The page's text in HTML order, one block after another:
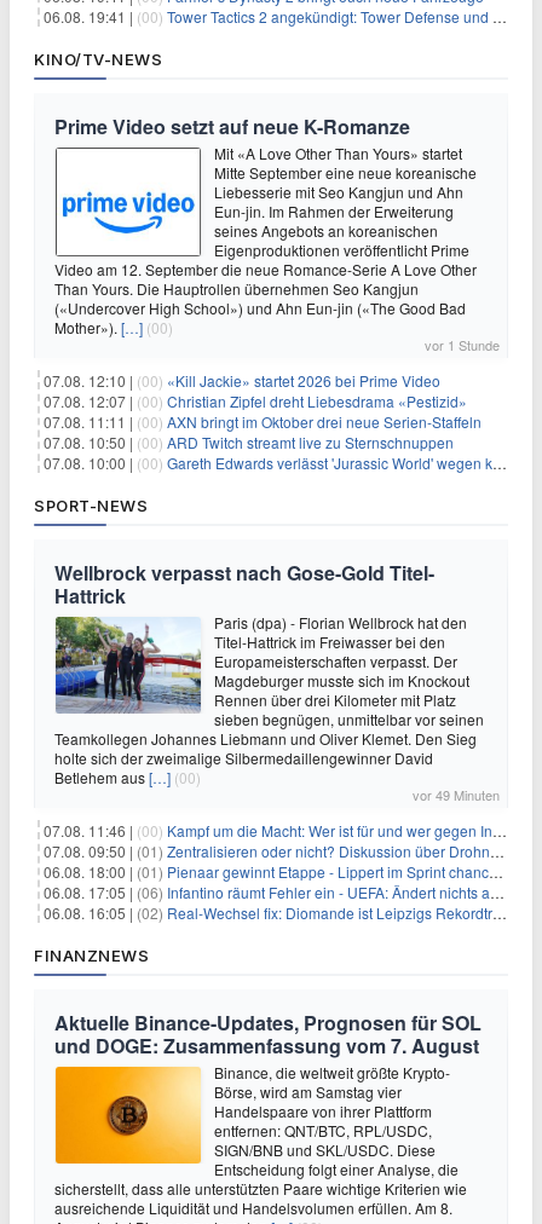
06.08. 19:41 | (00) Tower Tactics 2 angekündigt: Tower Defense und Deckbuilding Kombo kehrt zurück
KINO/TV-NEWS
Prime Video setzt auf neue K-Romanze
Mit «A Love Other Than Yours» startet
Mitte September eine neue koreanische
Liebesserie mit Seo Kangjun und Ahn
Eun-jin. Im Rahmen der Erweiterung
seines Angebots an koreanischen
Eigenproduktionen veröffentlicht Prime
Video am 12. September die neue Romance-Serie A Love Other
Than Yours. Die Hauptrollen übernehmen Seo Kangjun
(«Undercover High School») und Ahn Eun-jin («The Good Bad
Mother»). […] (00)
vor 1 Stunde
07.08. 12:10 | (00) «Kill Jackie» startet 2026 bei Prime Video
07.08. 12:07 | (00) Christian Zipfel dreht Liebesdrama «Pestizid»
07.08. 11:11 | (00) AXN bringt im Oktober drei neue Serien-Staffeln
07.08. 10:50 | (00) ARD Twitch streamt live zu Sternschnuppen
07.08. 10:00 | (00) Gareth Edwards verlässt 'Jurassic World' wegen kreativer Differenzen
SPORT-NEWS
Wellbrock verpasst nach Gose-Gold Titel-
Hattrick
Paris (dpa) - Florian Wellbrock hat den
Titel-Hattrick im Freiwasser bei den
Europameisterschaften verpasst. Der
Magdeburger musste sich im Knockout
Rennen über drei Kilometer mit Platz
sieben begnügen, unmittelbar vor seinen
Teamkollegen Johannes Liebmann und Oliver Klemet. Den Sieg
holte sich der zweimalige Silbermedaillengewinner David
Betlehem aus[…] (00)
vor 49 Minuten
07.08. 11:46 | (00) Kampf um die Macht: Wer ist für und wer gegen Infantino?
07.08. 09:50 | (01) Zentralisieren oder nicht? Diskussion über Drohnenabwehr
06.08. 18:00 | (01) Pienaar gewinnt Etappe - Lippert im Sprint chancenlos
06.08. 17:05 | (06) Infantino räumt Fehler ein - UEFA: Ändert nichts an Boykott
06.08. 16:05 | (02) Real-Wechsel fix: Diomande ist Leipzigs Rekordtransfer
FINANZNEWS
Aktuelle Binance-Updates, Prognosen für SOL
und DOGE: Zusammenfassung vom 7. August
Binance, die weltweit größte Krypto-
Börse, wird am Samstag vier
Handelspaare von ihrer Plattform
entfernen: QNT/BTC, RPL/USDC,
SIGN/BNB und SKL/USDC. Diese
Entscheidung folgt einer Analyse, die
sicherstellt, dass alle unterstützten Paare wichtige Kriterien wie
ausreichende Liquidität und Handelsvolumen erfüllen. Am 8.